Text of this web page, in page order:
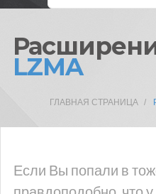
LZMA
ГЛАВНАЯ СТРАНИЦА
Если Вы попали в